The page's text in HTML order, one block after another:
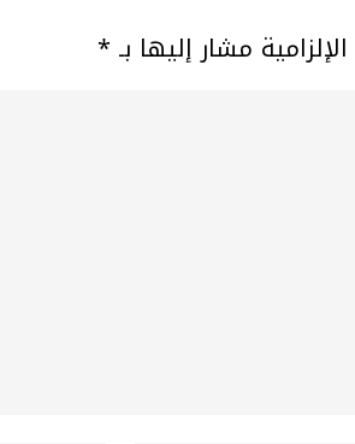
مشار إليها بـ *